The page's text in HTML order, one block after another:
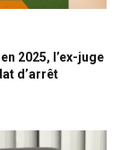
2025, l’ex-juge
d’arrêt